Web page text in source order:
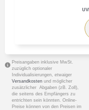
Preisangaben inklusive MwSt.
zuzüglich optionaler
Individualisierungen, etwaiger
Versandkosten und möglicher
zusätzlicher Abgaben (zB. Zoll),
die seitens des Empfängers zu
entrichten sein könnten. Online-
Preise können von den Preisen im